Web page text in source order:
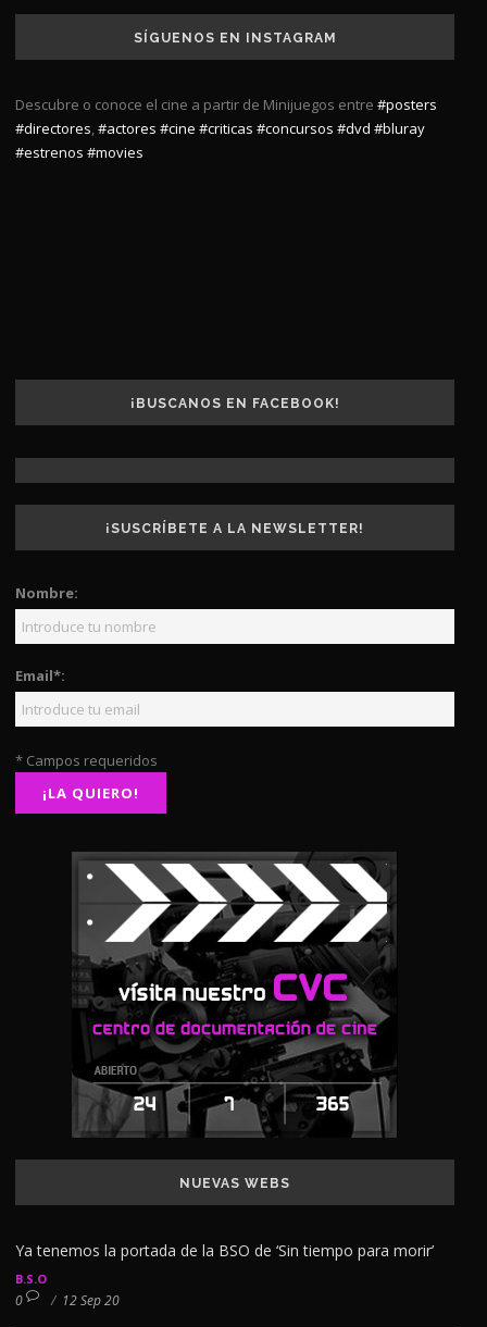
SÍGUENOS EN INSTAGRAM
Descubre o conoce el cine a partir de Minijuegos entre #posters
#directores,#actores #cine #criticas #concursos #dvd #bluray
#estrenos #movies
¡BUSCANOS EN FACEBOOK!
¡SUSCRÍBETE A LA NEWSLETTER!
Nombre:
Email*:
* Campos requeridos
NUEVAS WEBS
Ya tenemos la portada de la BSO de ‘Sin tiempo para morir’
B.S.O
0 / 12 Sep 20